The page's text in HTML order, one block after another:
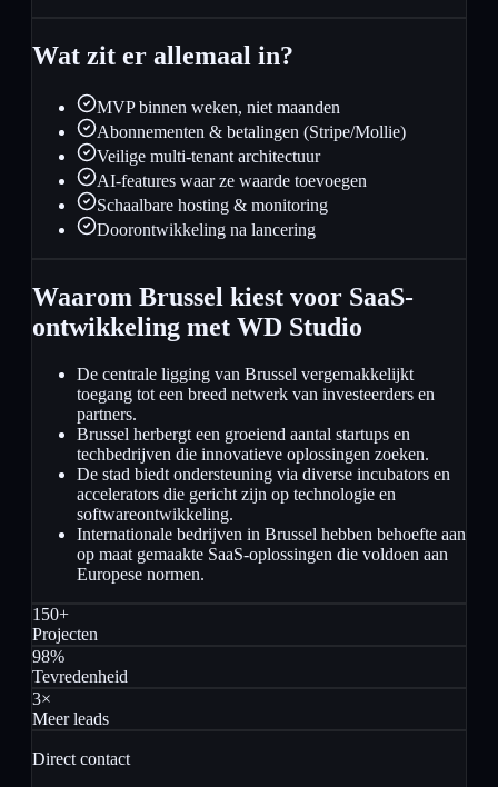
Wat zit er allemaal in?
MVP binnen weken, niet maanden
Abonnementen & betalingen (Stripe/Mollie)
Veilige multi-tenant architectuur
AI-features waar ze waarde toevoegen
Schaalbare hosting & monitoring
Doorontwikkeling na lancering
Waarom Brussel kiest voor SaaS-
ontwikkeling met WD Studio
De centrale ligging van Brussel vergemakkelijkt
toegang tot een breed netwerk van investeerders en
partners.
Brussel herbergt een groeiend aantal startups en
techbedrijven die innovatieve oplossingen zoeken.
De stad biedt ondersteuning via diverse incubators en
accelerators die gericht zijn op technologie en
softwareontwikkeling.
Internationale bedrijven in Brussel hebben behoefte aan
op maat gemaakte SaaS-oplossingen die voldoen aan
Europese normen.
150+
Projecten
98%
Tevredenheid
3×
Meer leads
Direct contact